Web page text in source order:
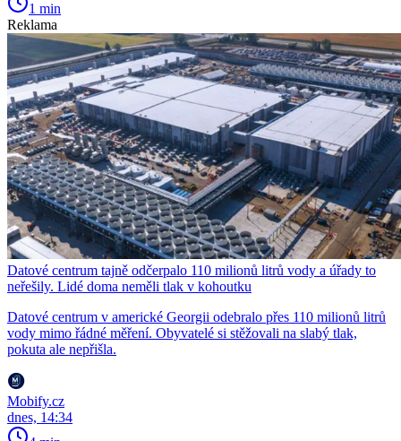
1 min
Reklama
Datové centrum tajně odčerpalo 110 milionů litrů vody a úřady to
neřešily. Lidé doma neměli tlak v kohoutku
Datové centrum v americké Georgii odebralo přes 110 milionů litrů
vody mimo řádné měření. Obyvatelé si stěžovali na slabý tlak,
pokuta ale nepřišla.
Mobify.cz
dnes, 14:34